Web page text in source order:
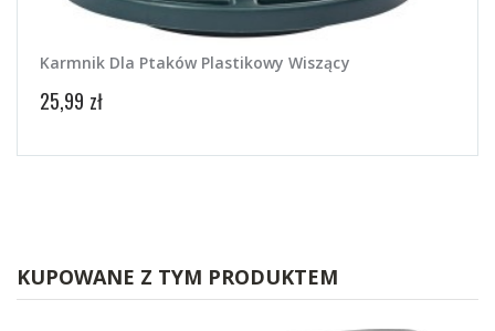
Karmnik Dla Ptaków Plastikowy Wiszący
25,99 zł
KUPOWANE Z TYM PRODUKTEM